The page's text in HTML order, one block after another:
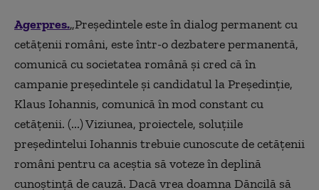
Agerpres.„Preşedintele este în dialog permanent cu
cetăţenii români, este într-o dezbatere permanentă,
comunică cu societatea română şi cred că în
campanie preşedintele şi candidatul la Preşedinţie,
Klaus Iohannis, comunică în mod constant cu
cetăţenii. (...) Viziunea, proiectele, soluţiile
preşedintelui Iohannis trebuie cunoscute de cetăţenii
români pentru ca aceştia să voteze în deplină
cunoştinţă de cauză. Dacă vrea doamna Dăncilă să